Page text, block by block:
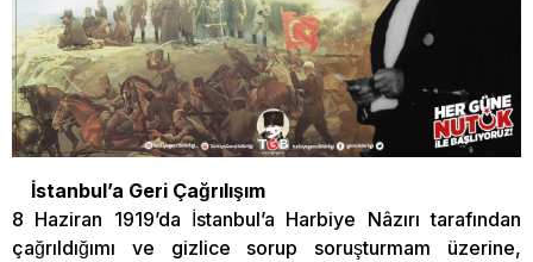
İstanbul’a Geri Çağrılışım
8 Haziran 1919’da İstanbul’a Harbiye Nâzırı tarafından
çağrıldığımı ve gizlice sorup soruşturmam üzerine,